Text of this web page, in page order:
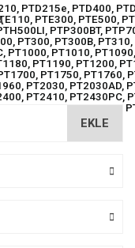
PTD215e, PTD400,
PTE300, PTE500,
PTP300BT,
PT300, PT300B,
PT1000, PT1010,
PT1190, PT1200,
PT1750, PT1760,
PT2030, PT2030AD,
PT2410, PT2430PC,
PT7100, PT7500,
EKLE